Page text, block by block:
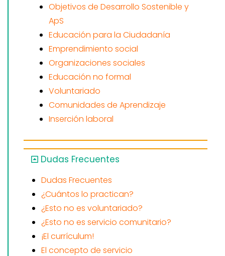
Objetivos de Desarrollo Sostenible y
ApS
Educación para la Ciudadanía
Emprendimiento social
Organizaciones sociales
Educación no formal
Voluntariado
Comunidades de Aprendizaje
Inserción laboral
Dudas Frecuentes
Dudas Frecuentes
¿Cuántos lo practican?
¿Esto no es voluntariado?
¿Esto no es servicio comunitario?
¡El currículum!
El concepto de servicio